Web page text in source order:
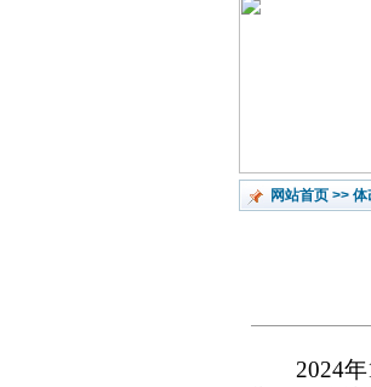
网站首页 >> 体
2024年